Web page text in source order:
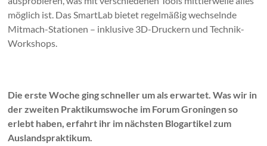
möglich ist. Das SmartLab bietet regelmäßig wechselnde
Mitmach-Stationen – inklusive 3D-Druckern und Technik-
Workshops.
Die erste Woche ging schneller um als erwartet. Was wir in
der zweiten Praktikumswoche im Forum Groningen so
erlebt haben, erfahrt ihr im nächsten Blogartikel zum
Auslandspraktikum.